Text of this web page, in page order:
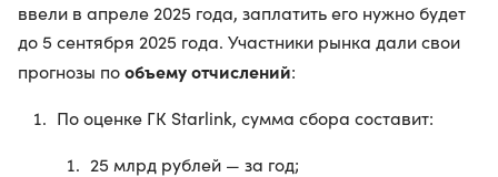
ввели в апреле 2025 года, заплатить его нужно будет
до 5 сентября 2025 года. Участники рынка дали свои
прогнозы пообъему отчислений:
По оценке ГК Starlink, сумма сбора составит:
25 млрд рублей — за год;